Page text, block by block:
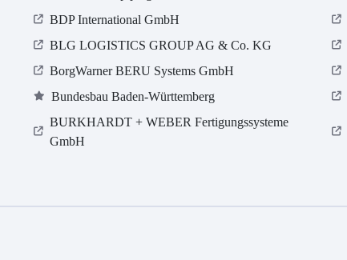
BDP International GmbH
BLG LOGISTICS GROUP AG & Co. KG
BorgWarner BERU Systems GmbH
Bundesbau Baden-Württemberg
BURKHARDT + WEBER Fertigungssysteme
GmbH